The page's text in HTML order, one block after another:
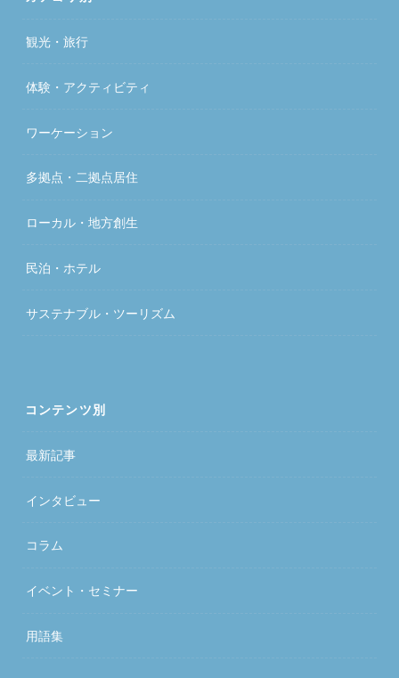
観光・旅行
体験・アクティビティ
ワーケーション
多拠点・二拠点居住
ローカル・地方創生
民泊・ホテル
サステナブル・ツーリズム
コンテンツ別
最新記事
インタビュー
コラム
イベント・セミナー
用語集